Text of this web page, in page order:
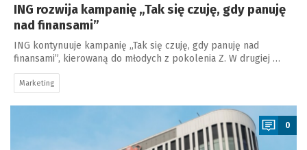
ING rozwija kampanię „Tak się czuję, gdy panuję
nad finansami”
ING kontynuuje kampanię „Tak się czuję, gdy panuję nad
finansami”, kierowaną do młodych z pokolenia Z. W drugiej …
Marketing
a
0